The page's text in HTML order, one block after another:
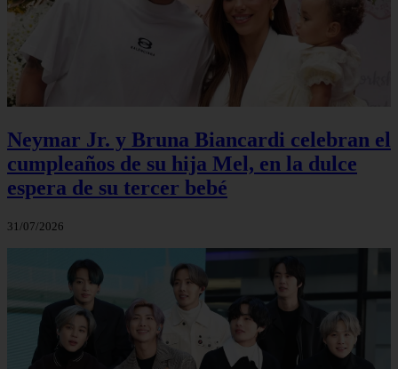
Neymar Jr. y Bruna Biancardi celebran el
cumpleaños de su hija Mel, en la dulce
espera de su tercer bebé
31/07/2026